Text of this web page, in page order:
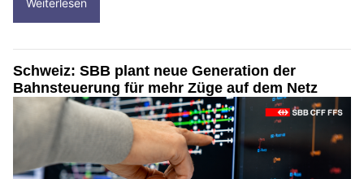
Weiterlesen
Schweiz: SBB plant neue Generation der
Bahnsteuerung für mehr Züge auf dem Netz